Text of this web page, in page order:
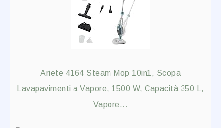
Ariete 4164 Steam Mop 10in1, Scopa
Lavapavimenti a Vapore, 1500 W, Capacità 350 L,
Vapore...